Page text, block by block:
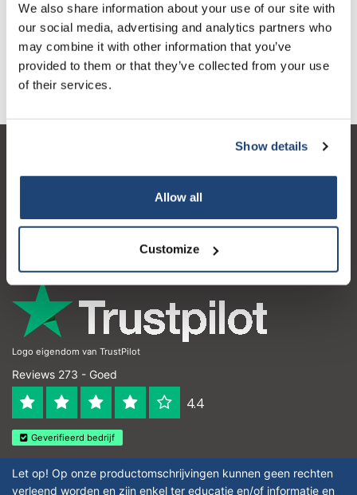
We also share information about your use of our site with
our social media, advertising and analytics partners who
may combine it with other information that you’ve
provided to them or that they’ve collected from your use
of their services.
Show details
Allow all
Customize
Toevoegen aan winkelwagen
Informatie
Contactgegevens
Logo eigendom van TrustPilot
Reviews 273 - Goed
4.4
Geverifieerd bedrijf
Let op! Op onze productomschrijvingen kunnen geen rechten
verleend worden en zijn enkel ter educatie en/of informatie en